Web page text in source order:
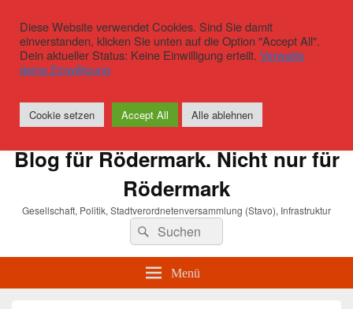
Blog für Rödermark. Nicht nur für
Rödermark
Gesellschaft, Politik, Stadtverordnetenversammlung (Stavo), Infrastruktur
Suchen
nach:
Suchen
Menü
Diese Website verwendet Cookies. Sind Sie damit
einverstanden, klicken Sie unten auf die Option "Accept All".
Dein aktueller Status: Keine Einwilligung erteilt. Verwalte
deine Einwilligung
Cookie setzen Accept All Alle ablehnen